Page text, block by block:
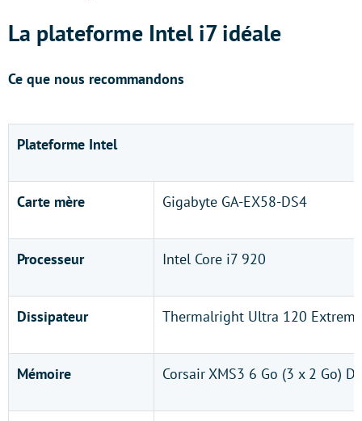
La plateforme Intel i7 idéale
Ce que nous recommandons
Plateforme Intel
Carte mère Gigabyte GA-EX58-DS4
Processeur Intel Core i7 920
Dissipateur Thermalright Ultra 120 Extreme
Mémoire Corsair XMS3 6 Go (3 x 2 Go)